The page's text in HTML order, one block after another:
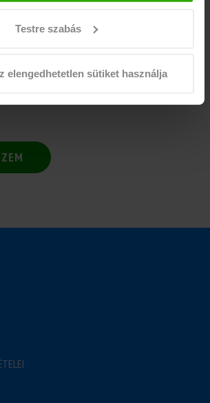
Testre szabás
elengedhetetlen sütiket használja